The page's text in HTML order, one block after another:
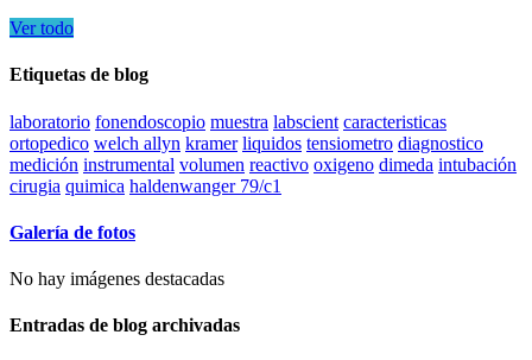
Ver todo
Etiquetas de blog
laboratorio fonendoscopio muestra labscient caracteristicas
ortopedico welch allyn kramer liquidos tensiometro diagnostico
medición instrumental volumen reactivo oxigeno dimeda intubación
cirugia quimica haldenwanger 79/c1
Galería de fotos
No hay imágenes destacadas
Entradas de blog archivadas